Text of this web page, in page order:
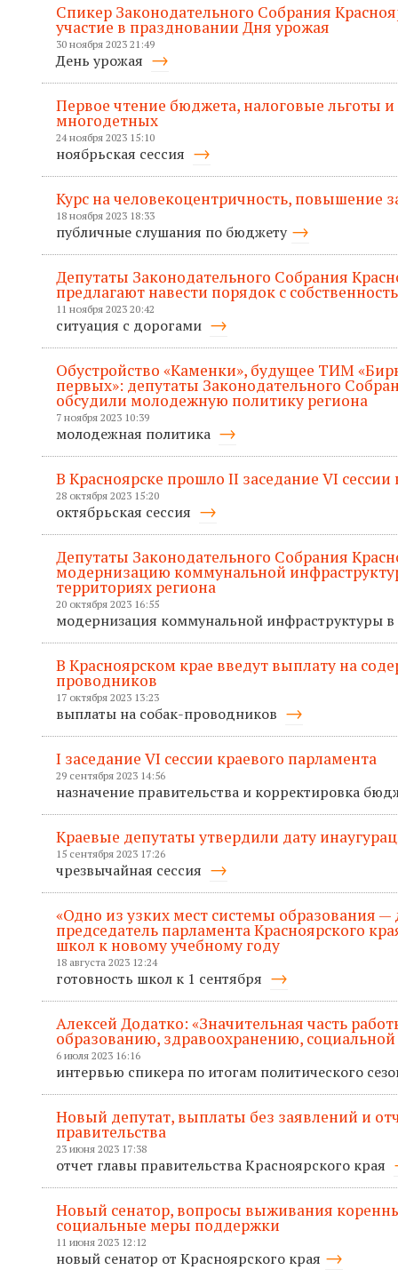
Спикер Законодательного Собрания
участие в праздновании Дня урожая
30 ноября 2023 21:49
День урожая
Первое чтение бюджета, налоговые льготы
многодетных
24 ноября 2023 15:10
ноябрьская сессия
Курс на человекоцентричность, повышение
18 ноября 2023 18:33
публичные слушания по бюджету
Депутаты Законодательного Собрания
предлагают навести порядок с
11 ноября 2023 20:42
ситуация с дорогами
Обустройство «Каменки», будущее ТИМ
первых»: депутаты Законодательного
обсудили молодежную политику региона
7 ноября 2023 10:39
молодежная политика
В Красноярске прошло II заседание VI сессии
28 октября 2023 15:20
октябрьская сессия
Депутаты Законодательного Собрания
модернизацию коммунальной
территориях региона
20 октября 2023 16:55
модернизация коммунальной инфраструктуры в
В Красноярском крае введут выплату на
проводников
17 октября 2023 13:23
выплаты на собак-проводников
I заседание VI сессии краевого парламента
29 сентября 2023 14:56
назначение правительства и корректировка
Краевые депутаты утвердили дату
15 сентября 2023 17:26
чрезвычайная сессия
«Одно из узких мест системы образования —
председатель парламента Красноярского
школ к новому учебному году
18 августа 2023 12:24
готовность школ к 1 сентября
Алексей Додатко: «Значительная часть
образованию, здравоохранению,
6 июля 2023 16:16
интервью спикера по итогам политического
Новый депутат, выплаты без заявлений и
правительства
23 июня 2023 17:38
отчет главы правительства Красноярского края
Новый сенатор, вопросы выживания
социальные меры поддержки
11 июня 2023 12:12
новый сенатор от Красноярского края